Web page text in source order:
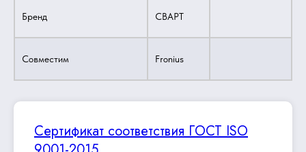
Бренд СВАРТ
Совместим Fronius
Сертификат соответствия ГОСТ ISO